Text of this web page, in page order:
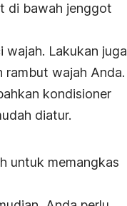
di bawah jenggot
Lakukan juga
rambut wajah Anda.
kondisioner
diatur.
untuk memangkas